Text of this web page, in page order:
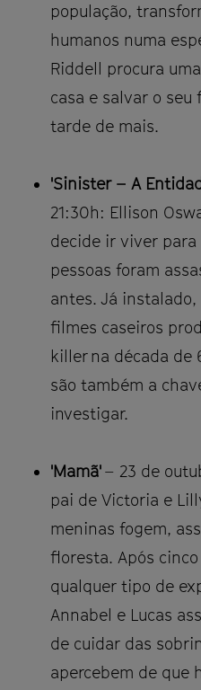
população,
humanos numa
Riddell procura
casa e salvar o
tarde de mais.
'Sinister – A
21:30h: Ellison
decide ir viver para
pessoas foram
antes. Já
filmes caseiros
killer na década de
são também a
investigar.
'Mamã'– 23 de
pai de Victoria e
meninas fogem,
floresta. Após
qualquer tipo de
Annabel e Lucas
de cuidar das
apercebem de que